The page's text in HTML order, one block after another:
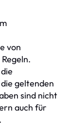
von
geltenden
sind nicht
auch für